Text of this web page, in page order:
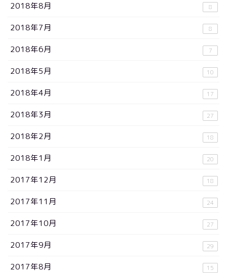
2018年8月 8
2018年7月 8
2018年6月 7
2018年5月 10
2018年4月 17
2018年3月 27
2018年2月 18
2018年1月 20
2017年12月 18
2017年11月 24
2017年10月 27
2017年9月 29
2017年8月 15